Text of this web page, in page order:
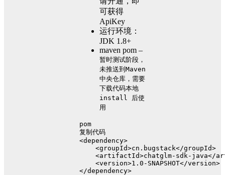
可获得
ApiKey
运行环境：
JDK 1.8+
maven pom –
暂时测试阶段，
未推送到Maven
中央仓库，需要
下载代码本地
install 后使
用
pom
复制代码
<dependency>
    <groupId>cn.bugstack</groupId>
<artifactId>chatglm-sdk-java</
    <version>1.0-SNAPSHOT</version>
</dependency>